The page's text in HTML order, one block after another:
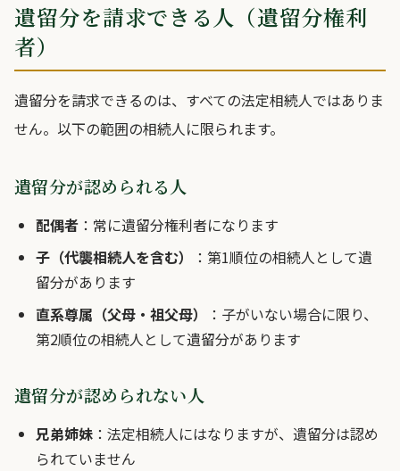
遺留分を請求できる人（遺留分権利
者）
遺留分を請求できるのは、すべての法定相続人ではありま
せん。以下の範囲の相続人に限られます。
遺留分が認められる人
配偶者 ：常に遺留分権利者になります
子（代襲相続人を含む）
：第1順位の相続人として遺
留分があります
直系尊属（父母・祖父母）
：子がいない場合に限り、
第2順位の相続人として遺留分があります
遺留分が認められない人
兄弟姉妹 ：法定相続人にはなりますが、遺留分は認め
られていません